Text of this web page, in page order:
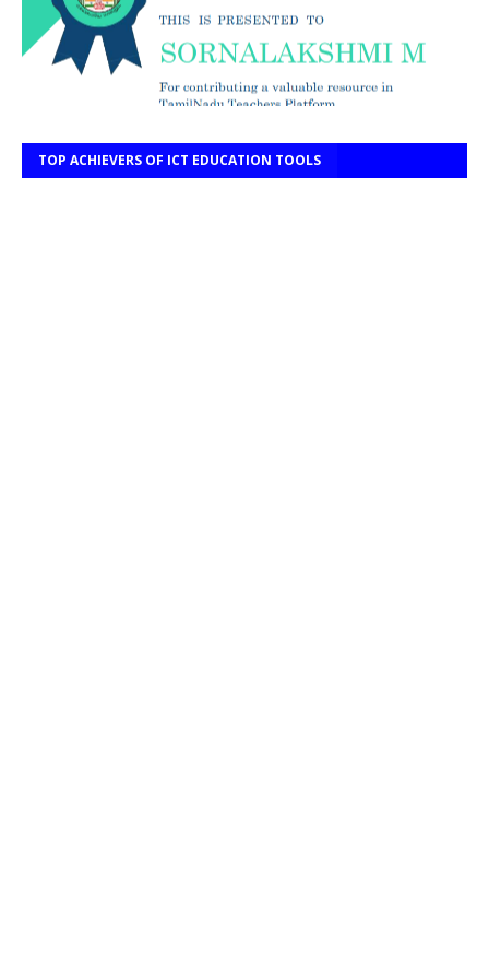
TOP ACHIEVERS OF ICT EDUCATION TOOLS